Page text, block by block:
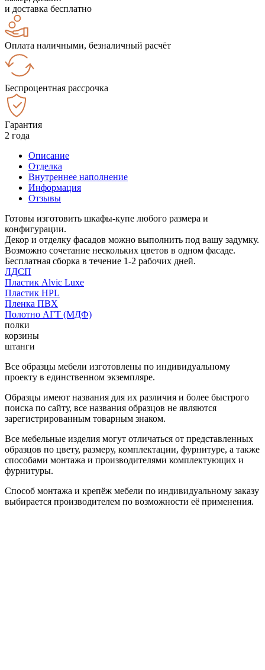
и доставка бесплатно
Оплата наличными, безналичный расчёт
Беспроцентная рассрочка
Гарантия
2 года
Описание
Отделка
Внутреннее наполнение
Информация
Отзывы
Готовы изготовить шкафы-купе любого размера и
конфигурации.
Декор и отделку фасадов можно выполнить под вашу задумку.
Возможно сочетание нескольких цветов в одном фасаде.
Бесплатная сборка в течение 1-2 рабочих дней.
ЛДСП
Пластик Alvic Luxe
Пластик HPL
Пленка ПВХ
Полотно АГТ (МДФ)
полки
корзины
штанги
Все образцы мебели изготовлены по индивидуальному
проекту в единственном экземпляре.
Образцы имеют названия для их различия и более быстрого
поиска по сайту, все названия образцов не являются
зарегистрированным товарным знаком.
Все мебельные изделия могут отличаться от представленных
образцов по цвету, размеру, комплектации, фурнитуре, а также
способами монтажа и производителями комплектующих и
фурнитуры.
Способ монтажа и крепёж мебели по индивидуальному заказу
выбирается производителем по возможности её применения.